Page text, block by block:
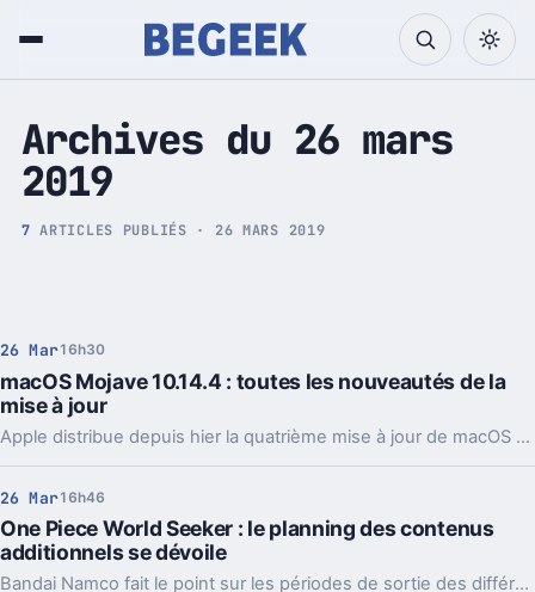
Tech et Pop culture
Archives du 26 mars
2019
7 ARTICLES PUBLIÉS · 26 MARS 2019
26 Mar16h30
macOS Mojave 10.14.4 : toutes les nouveautés de la
mise à jour
Apple distribue depuis hier la quatrième mise à jour de macOS Mojave, deux mois après la version. Cette mouture 14.4 vient corriger des bogues mineurs et apporte quelques nouveautés.
26 Mar16h46
One Piece World Seeker : le planning des contenus
additionnels se dévoile
Bandai Namco fait le point sur les périodes de sortie des différents DLC de One Piece : World Seeker.